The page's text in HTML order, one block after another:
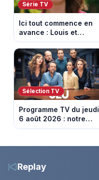
Série TV
Ici tout commence en
avance : Louis et
Jasmine enfin en
couple. Episode du 7
août 2026 (spoiler)
Sélection TV
Programme TV du jeudi
6 août 2026 : notre
sélection pour votre
Replay